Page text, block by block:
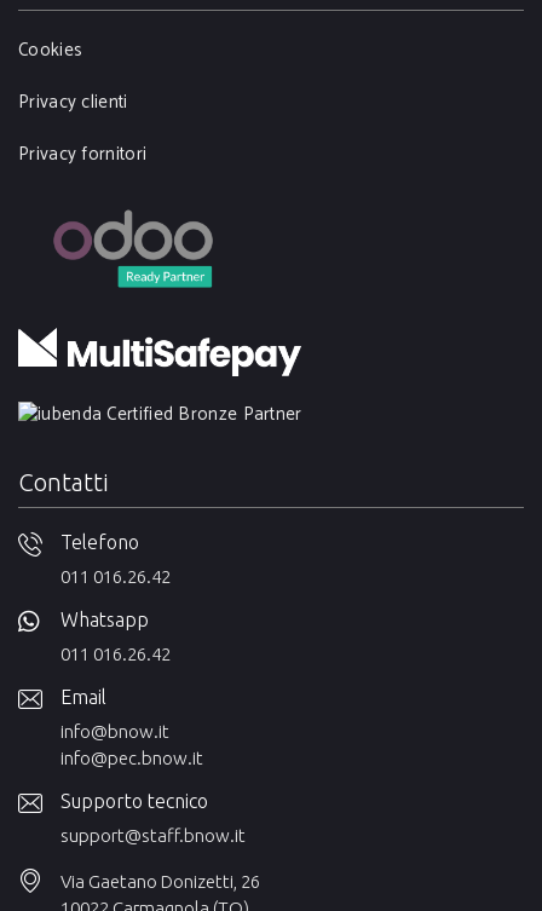
Cookies
Privacy clienti
Privacy fornitori
Contatti
Telefono
011 016.26.42
Whatsapp
011 016.26.42
Email
info@bnow.it
info@pec.bnow.it
Supporto tecnico
support@staff.bnow.it
Via Gaetano Donizetti, 26